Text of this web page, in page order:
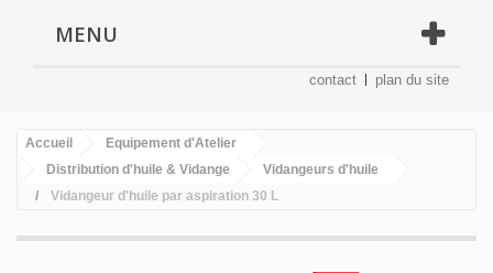
MENU
contact plan du site
Accueil
Equipement d'Atelier
Distribution d'huile & Vidange
Vidangeurs d'huile
Vidangeur d'huile par aspiration 30 L